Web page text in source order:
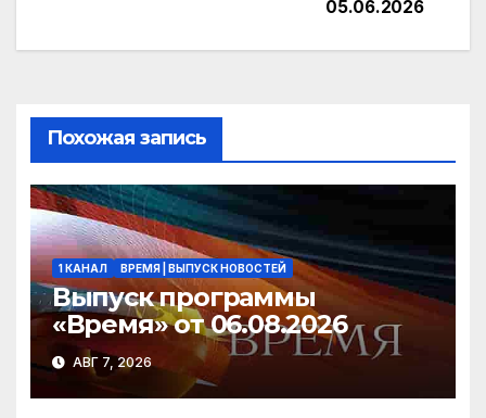
a
kl
s
s
ni
ki
а
т
ь
05.06.2026
Похожая запись
1 КАНАЛ ВРЕМЯ | ВЫПУСК НОВОСТЕЙ
Выпуск программы
«Время» от 06.08.2026
АВГ 7, 2026